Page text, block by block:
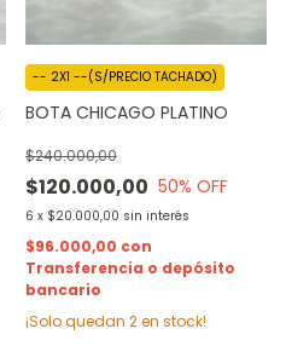
BOTA CHICAGO PLATINO
$120.000,00
$240.000,00
50% OFF
6 x $20.000,00 sin interés
-- 2X1 --(S/PRECIO TACHADO)
$96.000,00 con
Transferencia o depósito
bancario
¡Solo quedan 2en stock!